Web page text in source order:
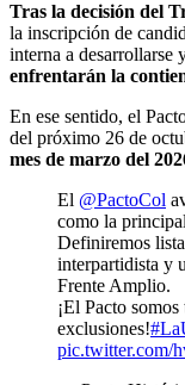
Tras la decisión del
la inscripción de
interna a desarrollarse
enfrentarán la
En ese sentido, el
del próximo 26 de
mes de marzo del
El @PactoCol
como la
Definiremos
interpartidista y
Frente Amplio.
¡El Pacto somos
exclusiones!
pic.twitter.com/